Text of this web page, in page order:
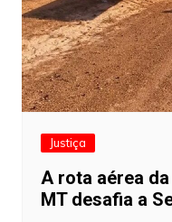
Justiça
A rota aérea
MT desafia a